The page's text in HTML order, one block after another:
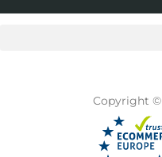
Copyright ©